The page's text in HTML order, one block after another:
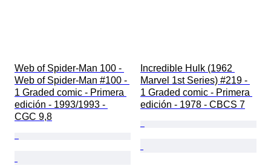
Web of Spider-Man 100 -
Web of Spider-Man #100 -
1 Graded comic - Primera
edición - 1993/1993 -
CGC 9,8
Incredible Hulk (1962
Marvel 1st Series) #219 -
1 Graded comic - Primera
edición - 1978 - CBCS 7